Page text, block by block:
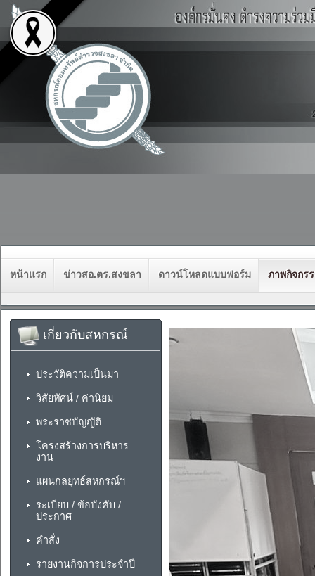
หน้าแรก ข่าวสอ.ตร.สงขลา ดาวน์โหลดแบบฟอร์ม ภาพกิจกร
เกี่ยวกับสหกรณ์
ประวัติความเป็นมา
วิสัยทัศน์ / ค่านิยม
พระราชบัญญัติ
โครงสร้างการบริหาร
งาน
แผนกลยุทธ์สหกรณ์ฯ
ระเบียบ / ข้อบังคับ /
ประกาศ
คำสั่ง
รายงานกิจการประจำปี